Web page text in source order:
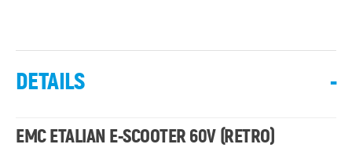
DETAILS -
EMC ETALIAN E-SCOOTER 60V (RETRO)